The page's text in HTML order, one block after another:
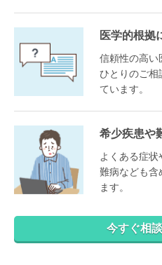
医学的根拠
信頼性の高い
ひとりのご相
ています。
希少疾患や
よくある症
難病なども含
ます。
今すぐ相